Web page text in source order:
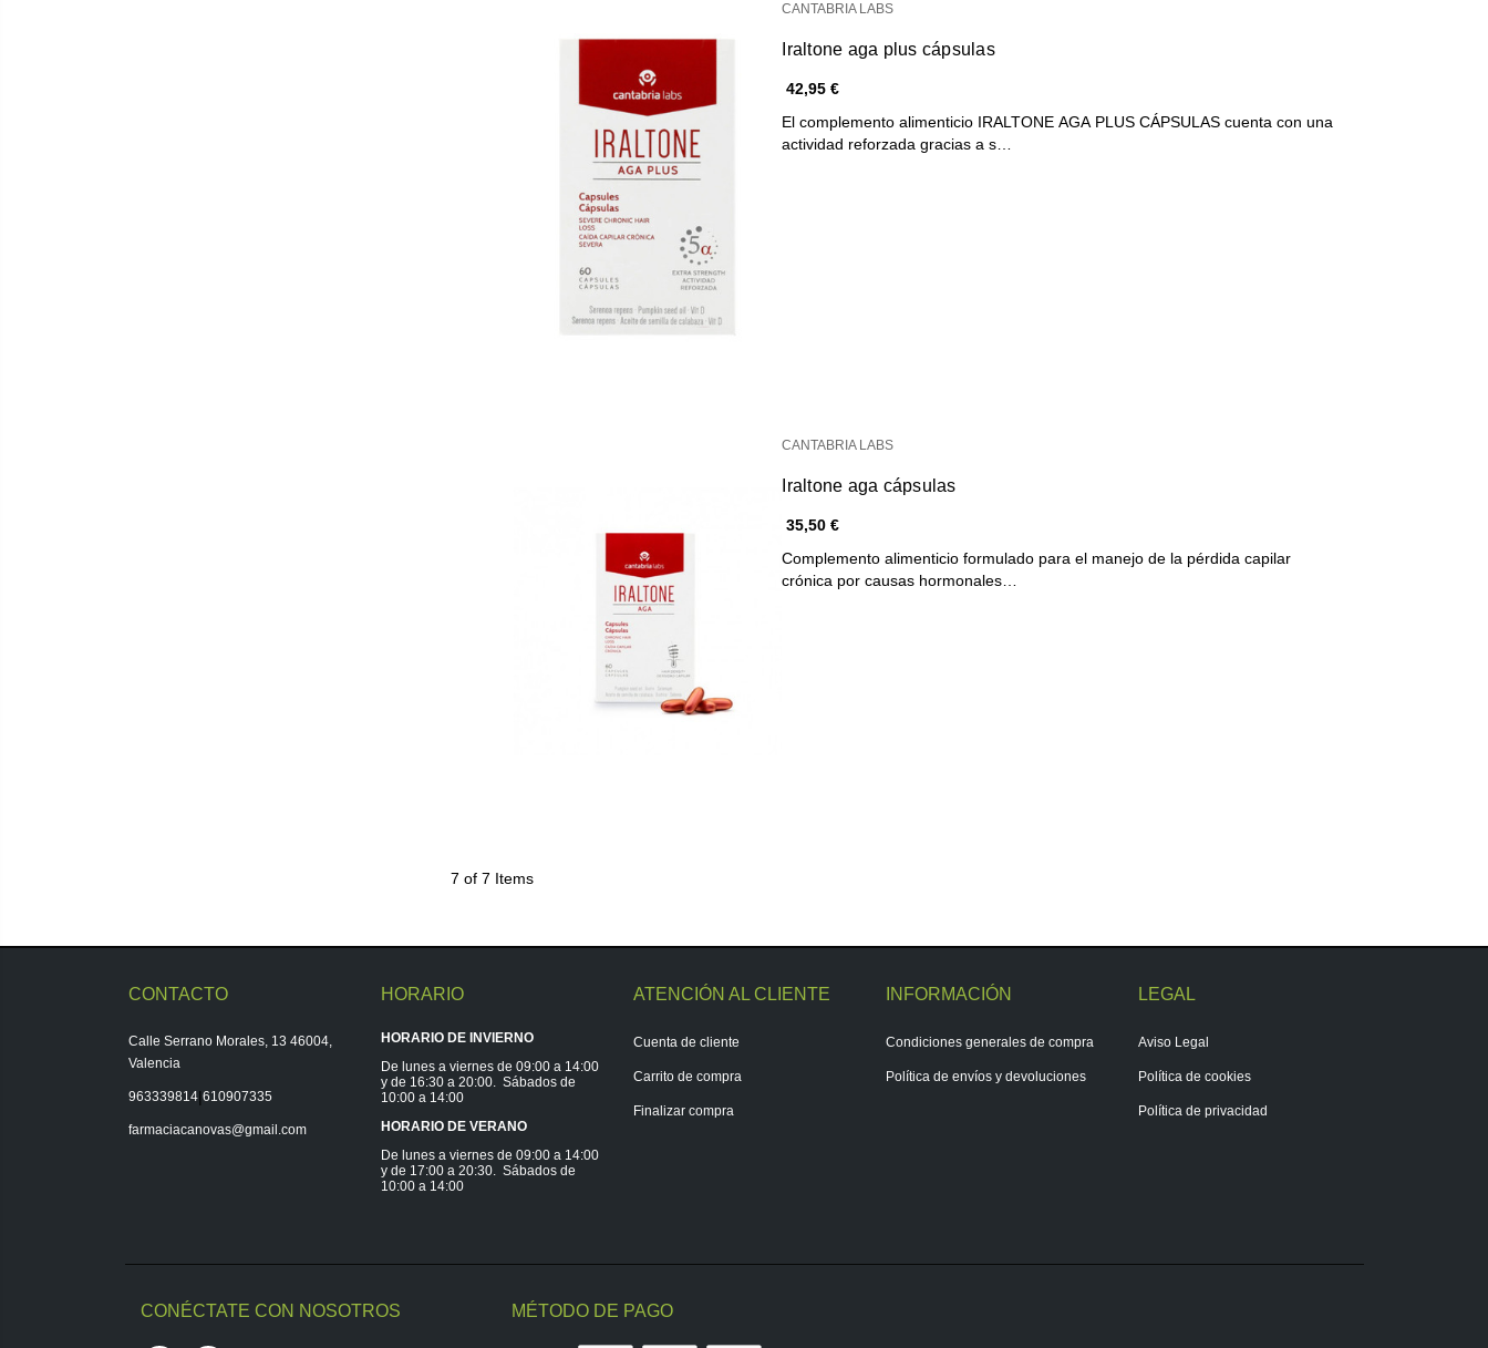
CANTABRIA LABS
Iraltone aga plus cápsulas
42,95 €
El complemento alimenticio IRALTONE AGA PLUS CÁPSULAS cuenta con una
actividad reforzada gracias a s…
CANTABRIA LABS
Iraltone aga cápsulas
35,50 €
Complemento alimenticio formulado para el manejo de la pérdida capilar
crónica por causas hormonales…
7 of 7 Items
CONTACTO
Calle Serrano Morales, 13 46004,
Valencia
963339814|610907335
farmaciacanovas@gmail.com
HORARIO
HORARIO DE INVIERNO
De lunes a viernes de 09:00 a 14:00
y de 16:30 a 20:00. Sábados de
10:00 a 14:00
HORARIO DE VERANO
De lunes a viernes de 09:00 a 14:00
y de 17:00 a 20:30. Sábados de
10:00 a 14:00
ATENCIÓN AL CLIENTE
Cuenta de cliente
Carrito de compra
Finalizar compra
INFORMACIÓN
Condiciones generales de compra
Política de envíos y devoluciones
LEGAL
Aviso Legal
Política de cookies
Política de privacidad
CONÉCTATE CON NOSOTROS MÉTODO DE PAGO